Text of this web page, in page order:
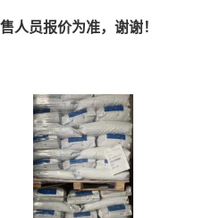
人员报价为准，谢谢！